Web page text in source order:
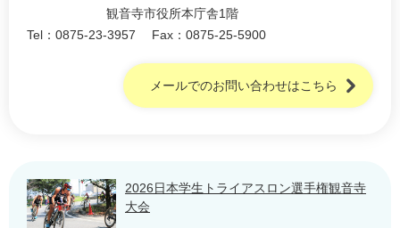
観音寺市役所本庁舎1階
Tel：0875-23-3957
Fax：0875-25-5900
メールでのお問い合わせはこちら
2026日本学生トライアスロン選手権観音寺
大会